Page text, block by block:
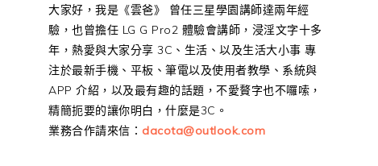
大家好，我是《雲爸》 曾任三星學園講師達兩年經
驗，也曾擔任 LG G Pro2 體驗會講師，浸淫文字十多
年，熱愛與大家分享 3C、生活、以及生活大小事 專
注於最新手機、平板、筆電以及使用者教學、系統與
APP 介紹，以及最有趣的話題，不愛贅字也不囉嗦，
精簡扼要的讓你明白，什麼是3C。
業務合作請來信： dacota@outlook.com